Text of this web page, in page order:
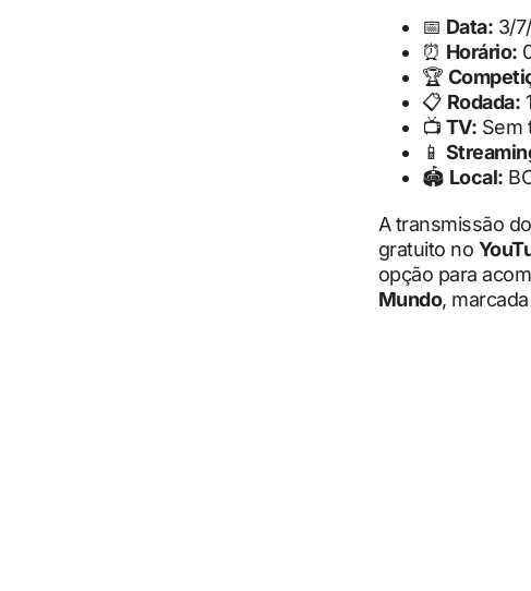
📅 Data: 3/
⏰ Horário:
🏆
📋 Rodada:
📺 TV: Sem
📱
🏟️ Local:
A transmissão
gratuito no
opção para
Mundo,